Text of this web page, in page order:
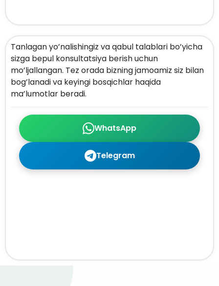
WhatsApp
Telegram
Tanlagan yo’nalishingiz va qabul talablari bo’yicha
sizga bepul konsultatsiya berish uchun
mo’ljallangan. Tez orada bizning jamoamiz siz bilan
bog’lanadi va keyingi bosqichlar haqida
ma’lumotlar beradi.